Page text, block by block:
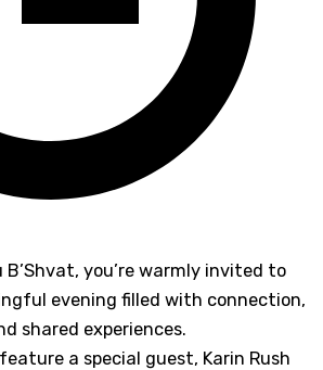
B’Shvat, you’re warmly invited to
evening filled with connection,
shared experiences.
a special guest, Karin Rush